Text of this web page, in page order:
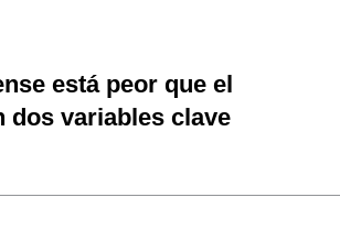
está peor que el
dos variables clave